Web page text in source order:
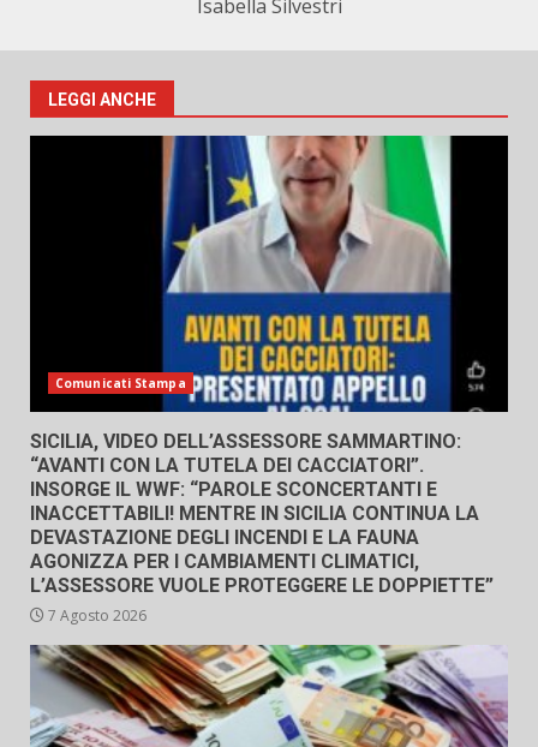
Isabella Silvestri
LEGGI ANCHE
Comunicati Stampa
SICILIA, VIDEO DELL’ASSESSORE SAMMARTINO:
“AVANTI CON LA TUTELA DEI CACCIATORI”.
INSORGE IL WWF: “PAROLE SCONCERTANTI E
INACCETTABILI! MENTRE IN SICILIA CONTINUA LA
DEVASTAZIONE DEGLI INCENDI E LA FAUNA
AGONIZZA PER I CAMBIAMENTI CLIMATICI,
L’ASSESSORE VUOLE PROTEGGERE LE DOPPIETTE”
7 Agosto 2026